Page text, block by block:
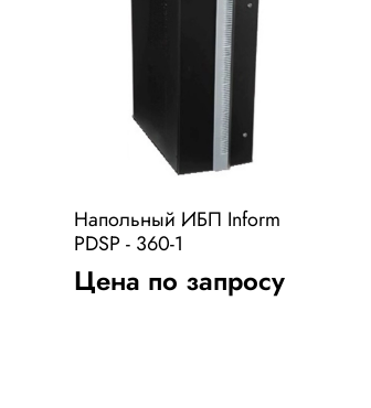
Напольный ИБП Inform
PDSP - 360-1
Цена по запросу